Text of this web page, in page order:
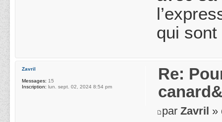
qui
Re:
parZavril »
Zavril
Messages: 15
Inscription: lun. sept. 02, 2024 8:54 pm